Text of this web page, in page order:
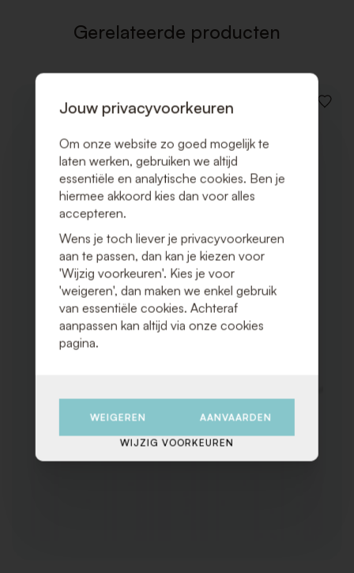
Gerelateerde producten
VOEG
Jouw privacyvoorkeuren
Om onze website zo goed mogelijk te
laten werken, gebruiken we altijd
essentiële en analytische cookies. Ben je
hiermee akkoord kies dan voor alles
accepteren.
Wens je toch liever je privacyvoorkeuren
aan te passen, dan kan je kiezen voor
'Wijzig voorkeuren'. Kies je voor
'weigeren', dan maken we enkel gebruik
van essentiële cookies. Achteraf
aanpassen kan altijd via onze cookies
pagina.
WEIGEREN AANVAARDEN
WIJZIG VOORKEUREN